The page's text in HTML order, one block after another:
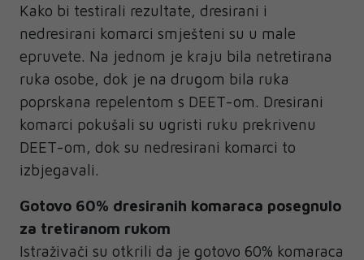
Kako bi testirali rezultate, dresirani i
nedresirani komarci smješteni su u male
epruvete. Na jednom je kraju bila netretirana
ruka osobe, dok je na drugom bila ruka
poprskana repelentom s DEET-om. Dresirani
komarci pokušali su ugristi ruku prekrivenu
DEET-om, dok su nedresirani komarci to
izbjegavali.
Gotovo 60% dresiranih komaraca posegnulo
za tretiranom rukom
Istraživači su otkrili da je gotovo 60% komaraca